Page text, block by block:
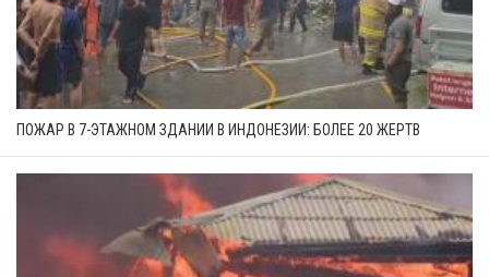
ПОЖАР В 7-ЭТАЖНОМ ЗДАНИИ В ИНДОНЕЗИИ: БОЛЕЕ 20 ЖЕРТВ